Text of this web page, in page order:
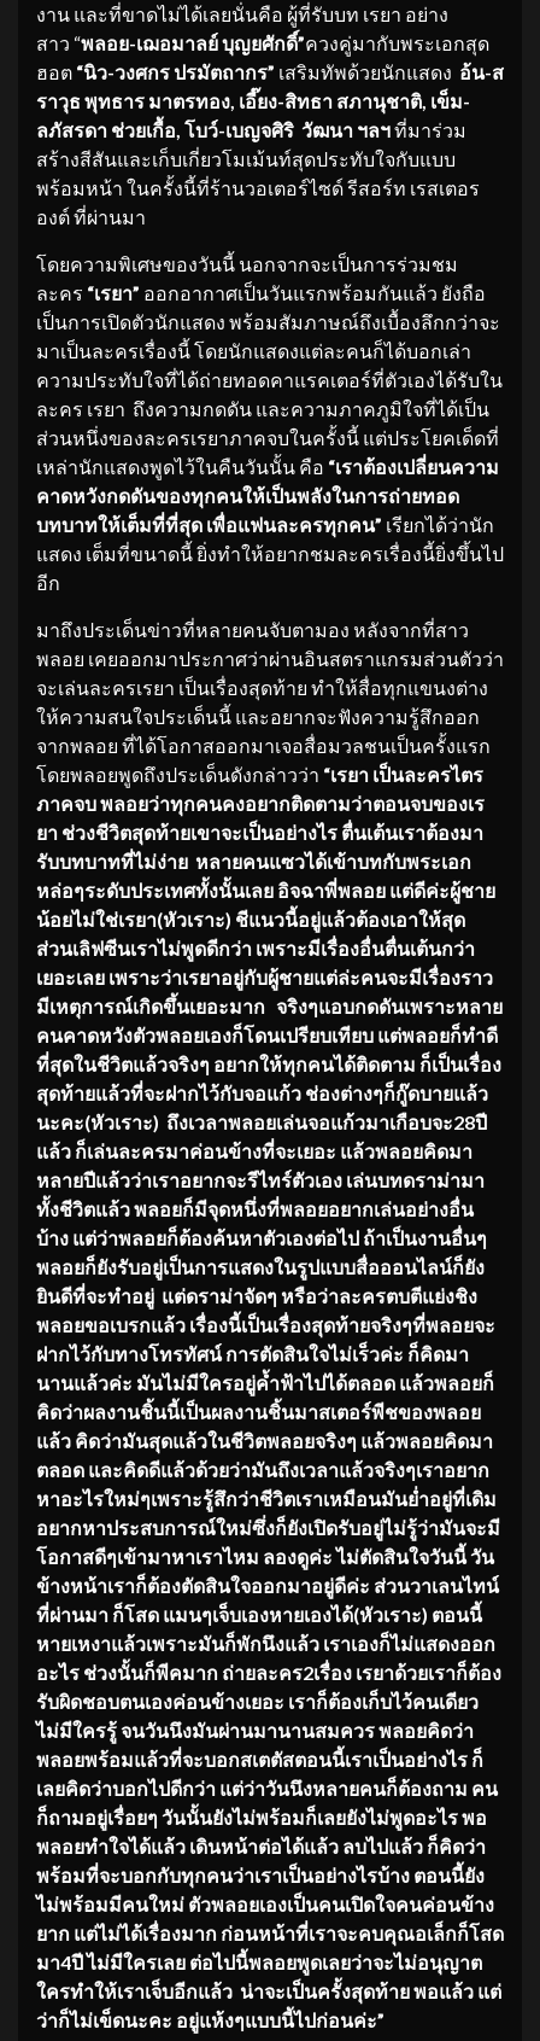
งาน และที่ขาดไม่ได้เลยนั่นคือ ผู้ที่รับบท เรยา อย่าง
สาว “พลอย-เฌอมาลย์ บุญยศักดิ์”ควงคู่มากับพระเอกสุด
ฮอต “นิว-วงศกร ปรมัตถากร” เสริมทัพด้วยนักแสดง อ้น-ส
ราวุธ พุทธาร มาตรทอง , เอี๊ยง-สิทธา สภานุชาติ, เข็ม-
ลภัสรดา ช่วยเกื้อ, โบว์-เบญจศิริ วัฒนา ฯลฯที่มาร่วม
สร้างสีสันและเก็บเกี่ยวโมเม้นท์สุดประทับใจกับแบบ
พร้อมหน้า ในครั้งนี้ที่ร้านวอเตอร์ไซด์ รีสอร์ท เรสเตอร
องต์ ที่ผ่านมา
โดยความพิเศษของวันนี้ นอกจากจะเป็นการร่วมชม
ละคร “เรยา” ออกอากาศเป็นวันแรกพร้อมกันแล้ว ยังถือ
เป็นการเปิดตัวนักแสดง พร้อมสัมภาษณ์ถึงเบื้องลึกกว่าจะ
มาเป็นละครเรื่องนี้ โดยนักแสดงแต่ละคนก็ได้บอกเล่า
ความประทับใจที่ได้ถ่ายทอดคาแรคเตอร์ที่ตัวเองได้รับใน
ละคร เรยา ถึงความกดดัน และความภาคภูมิใจที่ได้เป็น
ส่วนหนึ่งของละครเรยาภาคจบในครั้งนี้ แต่ประโยคเด็ดที่
เหล่านักแสดงพูดไว้ในคืนวันนั้น คือ “เราต้องเปลี่ยนความ
คาดหวังกดดันของทุกคนให้เป็นพลังในการถ่ายทอด
บทบาทให้เต็มที่ที่สุด เพื่อแฟนละครทุกคน” เรียกได้ว่านัก
แสดง เต็มที่ขนาดนี้ ยิ่งทำให้อยากชมละครเรื่องนี้ยิ่งขึ้นไป
อีก
มาถึงประเด็นข่าวที่หลายคนจับตามอง หลังจากที่สาว
พลอย เคยออกมาประกาศว่าผ่านอินสตราแกรมส่วนตัวว่า
จะเล่นละครเรยา เป็นเรื่องสุดท้าย ทำให้สื่อทุกแขนงต่าง
ให้ความสนใจประเด็นนี้ และอยากจะฟังความรู้สึกออก
จากพลอย ที่ได้โอกาสออกมาเจอสื่อมวลชนเป็นครั้งแรก
โดยพลอยพูดถึงประเด็นดังกล่าวว่า “เรยา เป็นละครไตร
ภาคจบ พลอยว่าทุกคนคงอยากติดตามว่าตอนจบของเร
ยา ช่วงชีวิตสุดท้ายเขาจะเป็นอย่างไร ตื่นเต้นเราต้องมา
รับบทบาทที่ไม่ง่าย หลายคนแซวได้เข้าบทกับพระเอก
หล่อๆระดับประเทศทั้งนั้นเลย อิจฉาพี่พลอย แต่ดีค่ะผู้ชาย
น้อยไม่ใช่เรยา(หัวเราะ) ชีแนวนี้อยู่แล้วต้องเอาให้สุด
ส่วนเลิฟซีนเราไม่พูดดีกว่า เพราะมีเรื่องอื่นตื่นเต้นกว่า
เยอะเลย เพราะว่าเรยาอยู่กับผู้ชายแต่ล่ะคนจะมีเรื่องราว
มีเหตุการณ์เกิดขึ้นเยอะมาก จริงๆแอบกดดันเพราะหลาย
คนคาดหวังตัวพลอยเองก็โดนเปรียบเทียบ แต่พลอยก็ทำดี
ที่สุดในชีวิตแล้วจริงๆ อยากให้ทุกคนได้ติดตาม ก็เป็นเรื่อง
สุดท้ายแล้วที่จะฝากไว้กับจอแก้ว ช่องต่างๆก็กู๊ดบายแล้ว
นะคะ(หัวเราะ) ถึงเวลาพลอยเล่นจอแก้วมาเกือบจะ28ปี
แล้ว ก็เล่นละครมาค่อนข้างที่จะเยอะ แล้วพลอยคิดมา
หลายปีแล้วว่าเราอยากจะรีไทร์ตัวเอง เล่นบทดราม่ามา
ทั้งชีวิตแล้ว พลอยก็มีจุดหนึ่งที่พลอยอยากเล่นอย่างอื่น
บ้าง แต่ว่าพลอยก็ต้องค้นหาตัวเองต่อไป ถ้าเป็นงานอื่นๆ
พลอยก็ยังรับอยู่เป็นการแสดงในรูปแบบสื่อออนไลน์ก็ยัง
ยินดีที่จะทำอยู่ แต่ดราม่าจัดๆ หรือว่าละครตบตีแย่งชิง
พลอยขอเบรกแล้ว เรื่องนี้เป็นเรื่องสุดท้ายจริงๆที่พลอยจะ
ฝากไว้กับทางโทรทัศน์ การตัดสินใจไม่เร็วค่ะ ก็คิดมา
นานแล้วค่ะ มันไม่มีใครอยู่ค้ำฟ้าไปได้ตลอด แล้วพลอยก็
คิดว่าผลงานชิ้นนี้เป็นผลงานชิ้นมาสเตอร์พีชของพลอย
แล้ว คิดว่ามันสุดแล้วในชีวิตพลอยจริงๆ แล้วพลอยคิดมา
ตลอด และคิดดีแล้วด้วยว่ามันถึงเวลาแล้วจริงๆเราอยาก
หาอะไรใหม่ๆเพราะรู้สึกว่าชีวิตเราเหมือนมันย่ำอยู่ที่เดิม
อยากหาประสบการณ์ใหม่ซึ่งก็ยังเปิดรับอยู่ไม่รู้ว่ามันจะมี
โอกาสดีๆเข้ามาหาเราไหม ลองดูค่ะ ไม่ตัดสินใจวันนี้ วัน
ข้างหน้าเราก็ต้องตัดสินใจออกมาอยู่ดีค่ะ ส่วนวาเลนไทน์
ที่ผ่านมา ก็โสด แมนๆเจ็บเองหายเองได้(หัวเราะ) ตอนนี้
หายเหงาแล้วเพราะมันก็พักนึงแล้ว เราเองก็ไม่แสดงออก
อะไร ช่วงนั้นก็พีคมาก ถ่ายละคร2เรื่อง เรยาด้วยเราก็ต้อง
รับผิดชอบตนเองค่อนข้างเยอะ เราก็ต้องเก็บไว้คนเดียว
ไม่มีใครรู้ จนวันนึงมันผ่านมานานสมควร พลอยคิดว่า
พลอยพร้อมแล้วที่จะบอกสเตตัสตอนนี้เราเป็นอย่างไร ก็
เลยคิดว่าบอกไปดีกว่า แต่ว่าวันนึงหลายคนก็ต้องถาม คน
ก็ถามอยู่เรื่อยๆ วันนั้นยังไม่พร้อมก็เลยยังไม่พูดอะไร พอ
พลอยทำใจได้แล้ว เดินหน้าต่อได้แล้ว ลบไปแล้ว ก็คิดว่า
พร้อมที่จะบอกกับทุกคนว่าเราเป็นอย่างไรบ้าง ตอนนี้ยัง
ไม่พร้อมมีคนใหม่ ตัวพลอยเองเป็นคนเปิดใจคนค่อนข้าง
ยาก แต่ไม่ได้เรื่องมาก ก่อนหน้าที่เราจะคบคุณอเล็กก็โสด
มา4ปี ไม่มีใครเลย ต่อไปนี้พลอยพูดเลยว่าจะไม่อนุญาต
ใครทำให้เราเจ็บอีกแล้ว น่าจะเป็นครั้งสุดท้าย พอแล้ว แต่
ว่าก็ไม่เข็ดนะคะ อยู่แห้งๆแบบนี้ไปก่อนค่ะ”